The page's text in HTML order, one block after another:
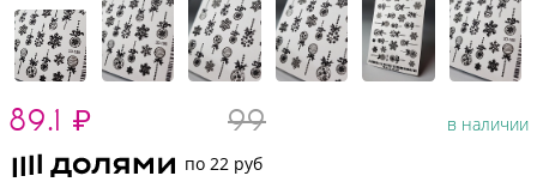
89.1 ₽ 99
в наличии
по 22 руб